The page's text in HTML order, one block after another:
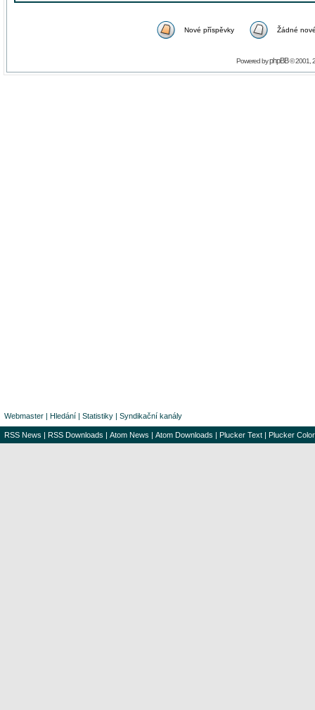
Nové příspěvky Žádné
Powered byphpBB© 2001,
Webmaster | Hledání | Statistiky | Syndikační kanály
RSS News | RSS Downloads | Atom News | Atom Downloads | Plucker Text | Plucker Color